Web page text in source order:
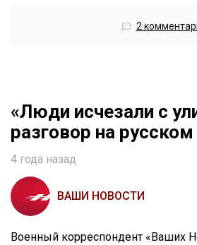
2
«Люди исчезали с
разговор на
4 года назад
ВАШИ НОВОСТИ
Военный корреспондент «Ваших